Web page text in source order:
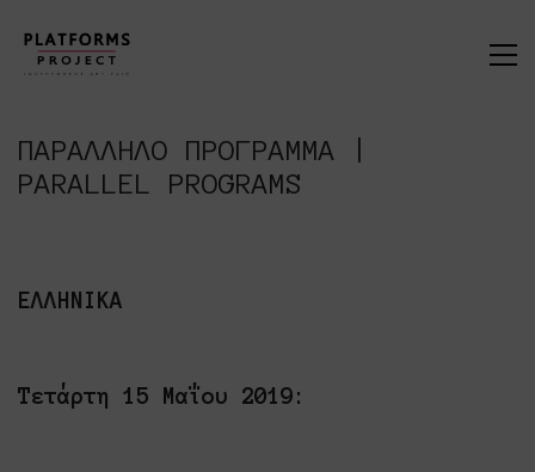
ΠΑΡΑΛΛΗΛΟ ΠΡΟΓΡΑΜΜΑ |
PARALLEL PROGRAMS
ΕΛΛΗΝΙΚΑ
Τετάρτη 15 Μαΐου 2019: